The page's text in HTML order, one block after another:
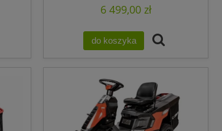
6 499,00 zł
do koszyka